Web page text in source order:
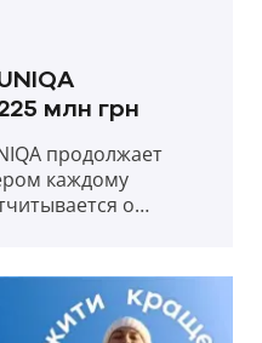
млн грн
продолжает
каждому
о